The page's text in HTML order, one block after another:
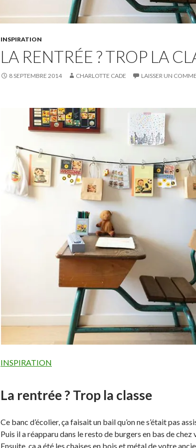
INSPIRATION
LA RENTRÉE ? TROP LA
8 SEPTEMBRE 2014 CHARLOTTE CADE LAISSER UN
INSPIRATION
La rentrée ? Trop la classe
Ce banc d’écolier, ça faisait un bail qu’on ne s’était pas
Puis il a réapparu dans le resto de burgers en bas de chez
Ensuite, ça a été les chaises en bois et métal de votre